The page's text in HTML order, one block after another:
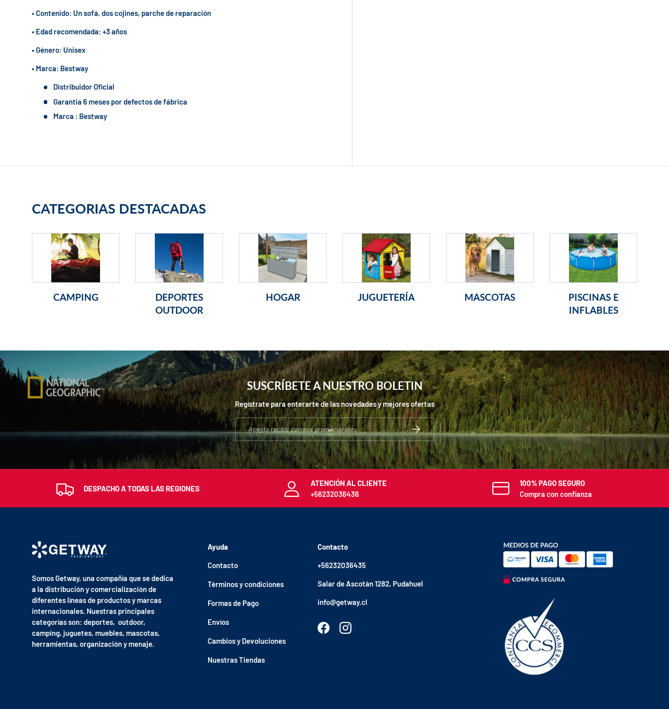
• Contenido: Un sofá, dos cojines, parche de reparación
• Edad recomendada: +3 años
• Género: Unisex
• Marca: Bestway
Distribuidor Oficial
Garantia 6 meses por defectos de fábrica
Marca : Bestway
CATEGORIAS DESTACADAS
CAMPING
DEPORTES
OUTDOOR
HOGAR JUGUETERÍA MASCOTAS
PISCINAS E
INFLABLES
SUSCRÍBETE A NUESTRO BOLETIN
Regístrate para enterarte de las novedades y mejores ofertas
Correo electrónico
SUSCRIBIRSE
DESPACHO A TODAS LAS REGIONES
ATENCIÓN AL CLIENTE
+56232036436
100% PAGO SEGURO
Compra con confianza
Somos Getway, una compañía que se dedica
a la distribución y comercialización de
diferentes líneas de productos y marcas
internacionales. Nuestras principales
categorías son: deportes, outdoor,
camping, juguetes, muebles, mascotas,
herramientas, organización y menaje.
Ayuda
Contacto
Términos y condiciones
Formas de Pago
Envíos
Cambios y Devoluciones
Nuestras Tiendas
Contacto
+56232036435
Salar de Ascotán 1282, Pudahuel
info@getway.cl
FacebookInstagram